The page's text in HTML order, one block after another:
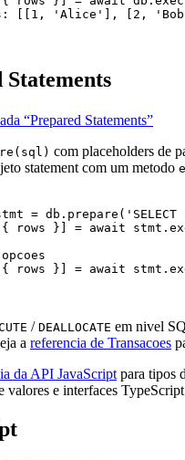
[[1, 'Alice'], [2,
“Prepared Statements”
com placeholders de
statement com um metodo
= db . prepare ( '
rows }] = await stmt .
rows }] = await stmt .
/ DEALLOCATE em nivel
a referencia de Transacoes
da API JavaScript para tipos
valores e interfaces